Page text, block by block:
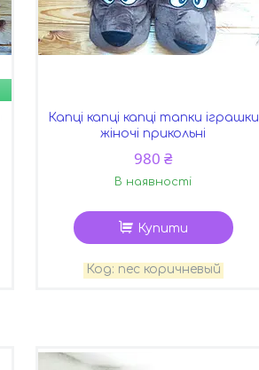
Капці капці капці тапки іграшки
жіночі прикольні
980 ₴
В наявності
Купити
пес коричневый